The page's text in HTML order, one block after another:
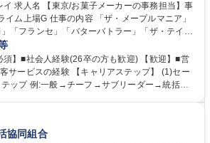
当】事
ザ・メープルマニア」
」「フランセ」「バターバトラー」「ザ・テイラ
ンドを多数展開する当社にて、オリジナル菓子
ます。 【具体的な業務内容】 ■店
業務 ■受電対応(社内/社外) ■商品のマスター登
■提携企業への書類送付業務 ■契約書管理業務
須】■社会人経験(26卒の方も歓迎) 【歓迎】■営
キャリアステップ】 (1)セー
テップ 例:一般→チーフ→サブリーダー→統括リ
のキャリアと向き合っていただき、会社として
大学 高専 短大
協同組合